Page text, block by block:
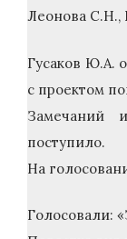
Леонова С.Н.,
Гусаков Ю.А.
с проектом
Замечаний
поступило.
На
Голосовали: